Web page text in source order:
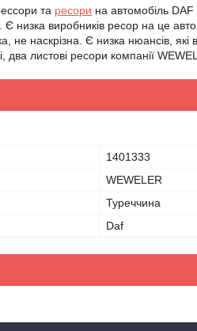
та ресори на автомобіль
виробників ресор на це
наскрізна. Є низка нюансів, які
листові ресори компанії
1401333
WEWELER
Туреччина
Daf